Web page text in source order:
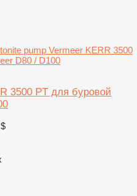
pump Vermeer KERR 3500
D80 / D100
3500 PT для буровой